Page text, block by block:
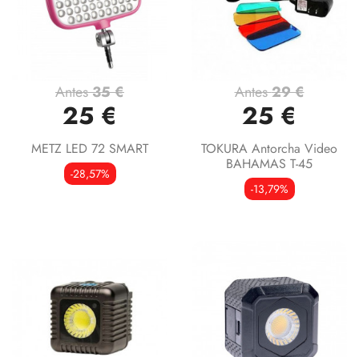
Antes35 €
25 €
METZ LED 72 SMART
-28,57%
Antes29 €
25 €
TOKURA Antorcha Video
BAHAMAS T-45
-13,79%